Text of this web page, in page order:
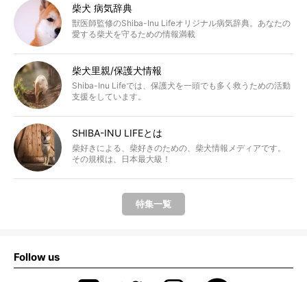
柴犬 病気辞典
獣医師監修のShiba-Inu Lifeオリジナル病気辞典。あなたの
愛する柴犬を守るための情報満載
柴犬里親/保護犬情報
Shiba-Inu Lifeでは、保護犬を一頭でも多く救うための活動
支援をしています。
SHIBA-INU LIFEとは
柴好きによる、柴好きのための、柴犬情報メディアです。
その規模は、日本最大級！
特集一覧
Follow us